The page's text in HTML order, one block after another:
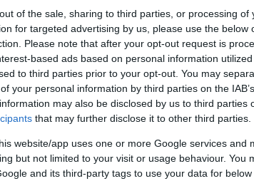
of the sale, sharing to third parties, or processing of
for targeted advertising by us, please use the below
Please note that after your opt-out request is
based ads based on personal information
to third parties prior to your opt-out. You may
your personal information by third parties on the
may also be disclosed by us to third parties
that may further disclose it to other third parties.
website/app uses one or more Google services and
but not limited to your visit or usage behaviour. You
and its third-party tags to use your data for